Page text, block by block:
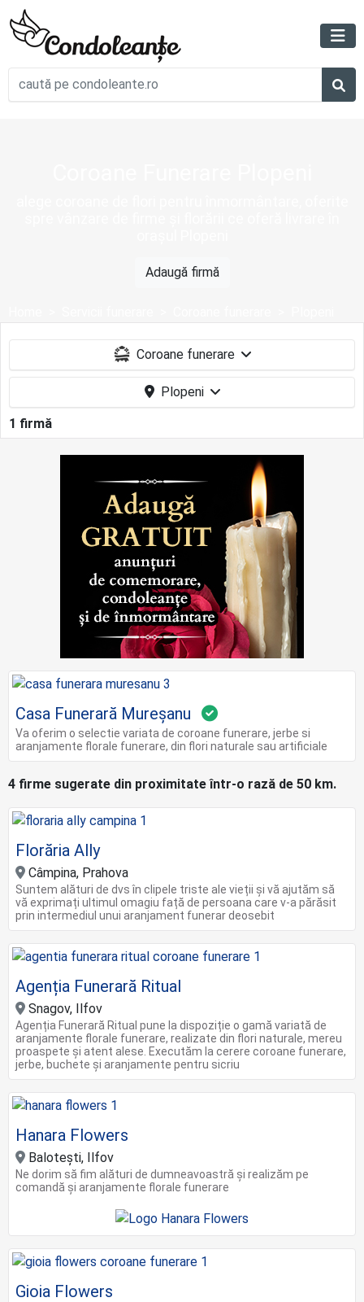
Adaugă firmă
1 firmă
Casa Funerară Mureșanu
Va oferim o selectie variata de coroane funerare, jerbe si
aranjamente florale funerare, din flori naturale sau artificiale
4 firme sugerate din proximitate într-o rază de 50 km.
Florăria Ally
Câmpina, Prahova
Suntem alături de dvs în clipele triste ale vieții și vă ajutăm să
vă exprimați ultimul omagiu față de persoana care v-a părăsit
prin intermediul unui aranjament funerar deosebit
Agenția Funerară Ritual
Snagov, Ilfov
Agenția Funerară Ritual pune la dispoziție o gamă variată de
aranjamente florale funerare, realizate din flori naturale, mereu
proaspete și atent alese. Executăm la cerere coroane funerare,
jerbe, buchete și aranjamente pentru sicriu
Hanara Flowers
Balotești, Ilfov
Ne dorim să fim alături de dumneavoastră și realizăm pe
comandă și aranjamente florale funerare
Gioia Flowers